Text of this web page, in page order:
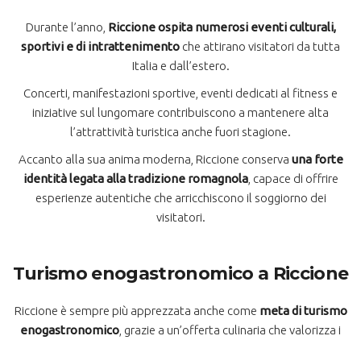
Durante l’anno, Riccione ospita numerosi eventi culturali,
sportivi e di intrattenimento che attirano visitatori da tutta
Italia e dall’estero.
Concerti, manifestazioni sportive, eventi dedicati al fitness e
iniziative sul lungomare contribuiscono a mantenere alta
l’attrattività turistica anche fuori stagione.
Accanto alla sua anima moderna, Riccione conserva una forte
identità legata alla tradizione romagnola, capace di offrire
esperienze autentiche che arricchiscono il soggiorno dei
visitatori.
Turismo enogastronomico a Riccione
Riccione è sempre più apprezzata anche come meta di turismo
enogastronomico , grazie a un’offerta culinaria che valorizza i